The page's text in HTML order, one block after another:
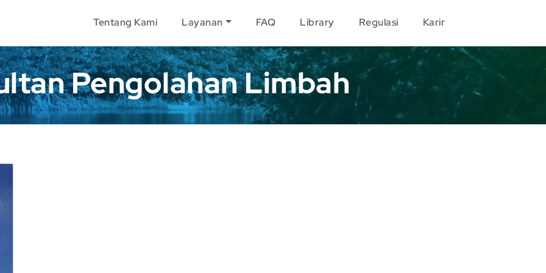
Tentang Kami Layanan FAQ Library Regulasi Karir
Pengolahan Limbah